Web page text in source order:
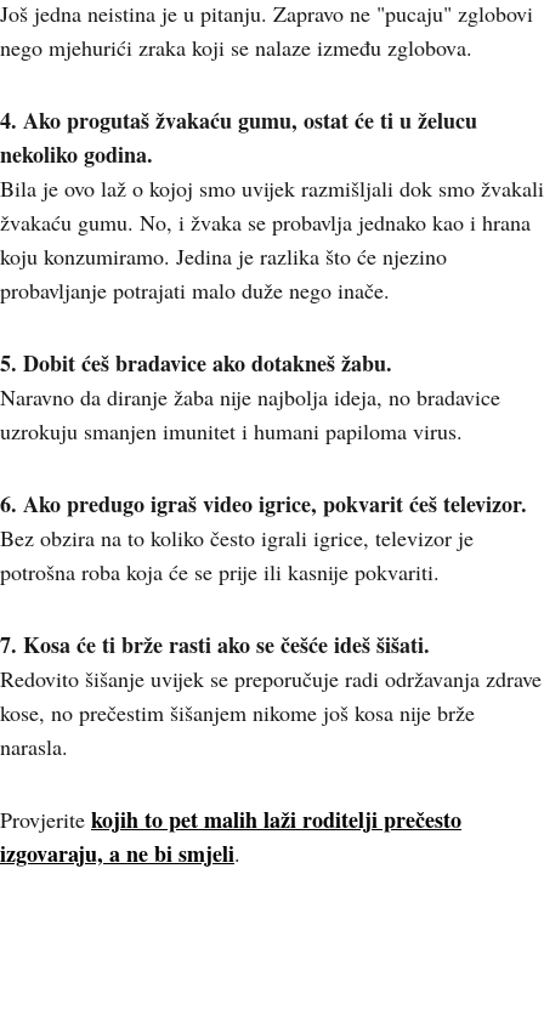
Još jedna neistina je u pitanju. Zapravo ne "pucaju" zglobovi
nego mjehurići zraka koji se nalaze između zglobova.
4. Ako progutaš žvakaću gumu, ostat će ti u želucu
nekoliko godina.
Bila je ovo laž o kojoj smo uvijek razmišljali dok smo žvakali
žvakaću gumu. No, i žvaka se probavlja jednako kao i hrana
koju konzumiramo. Jedina je razlika što će njezino
probavljanje potrajati malo duže nego inače.
5. Dobit ćeš bradavice ako dotakneš žabu.
Naravno da diranje žaba nije najbolja ideja, no bradavice
uzrokuju smanjen imunitet i humani papiloma virus.
6. Ako predugo igraš video igrice, pokvarit ćeš televizor.
Bez obzira na to koliko često igrali igrice, televizor je
potrošna roba koja će se prije ili kasnije pokvariti.
7. Kosa će ti brže rasti ako se češće ideš šišati.
Redovito šišanje uvijek se preporučuje radi održavanja zdrave
kose, no prečestim šišanjem nikome još kosa nije brže
narasla.
Provjerite kojih to pet malih laži roditelji prečesto
izgovaraju, a ne bi smjeli.